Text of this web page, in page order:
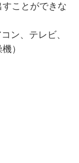
ことができな
ン、テレビ、
）